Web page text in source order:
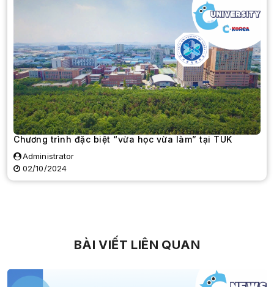
Chương trình đặc biệt “vừa học vừa làm” tại TUK
Administrator
02/10/2024
BÀI VIẾT LIÊN QUAN